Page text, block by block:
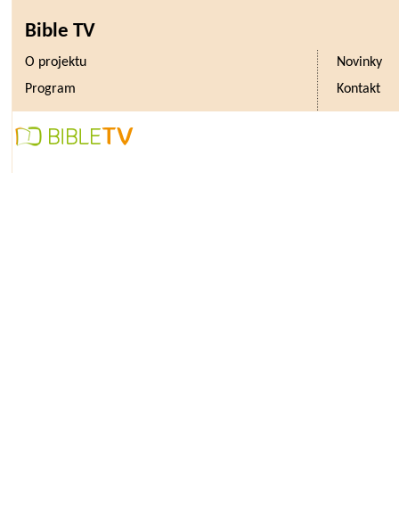
Bible TV
O projektu
Novinky
Program
Kontakt